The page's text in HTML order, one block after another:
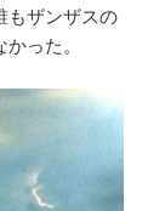
もザンザスの
った。